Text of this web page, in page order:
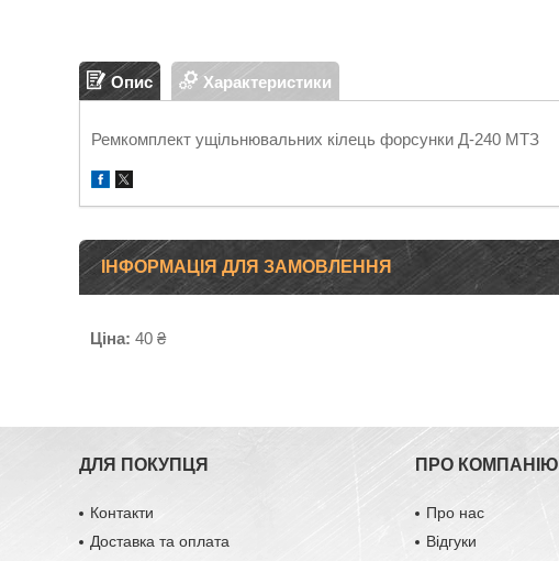
Опис Характеристики
Ремкомплект ущільнювальних кілець форсунки Д-240 МТЗ
ІНФОРМАЦІЯ ДЛЯ ЗАМОВЛЕННЯ
Ціна: 40 ₴
ДЛЯ ПОКУПЦЯ
Контакти
Доставка та оплата
ПРО КОМПАНІЮ
Про нас
Відгуки